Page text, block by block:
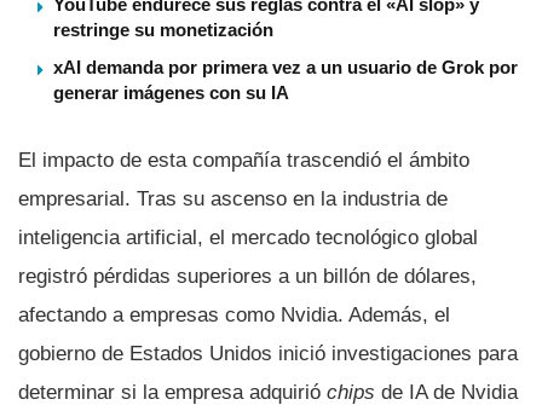
YouTube endurece sus reglas contra el «AI slop» y
restringe su monetización
xAI demanda por primera vez a un usuario de Grok por
generar imágenes con su IA
El impacto de esta compañía trascendió el ámbito
empresarial. Tras su ascenso en la industria de
inteligencia artificial, el mercado tecnológico global
registró pérdidas superiores a un billón de dólares,
afectando a empresas como Nvidia. Además, el
gobierno de Estados Unidos inició investigaciones para
determinar si la empresa adquirió chips de IA de Nvidia